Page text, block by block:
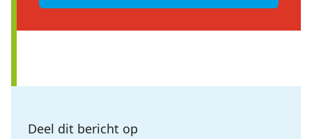
Deel dit bericht op